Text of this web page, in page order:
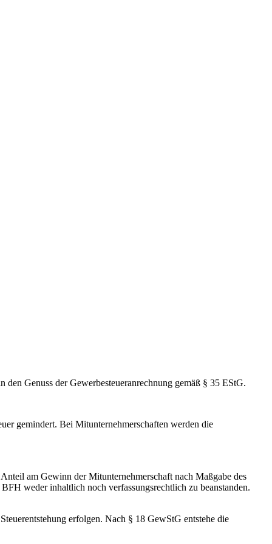
Genuss der Gewerbesteueranrechnung gemäß § 35 EStG.
gemindert. Bei Mitunternehmerschaften werden die
am Gewinn der Mitunternehmerschaft nach Maßgabe des
weder inhaltlich noch verfassungsrechtlich zu beanstanden.
erfolgen. Nach § 18 GewStG entstehe die